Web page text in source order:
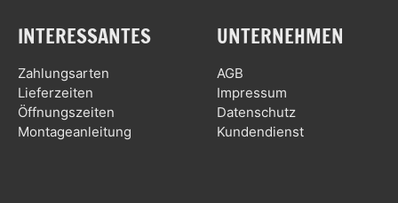
INTERESSANTES
Zahlungsarten
Lieferzeiten
Öffnungszeiten
Montageanleitung
UNTERNEHMEN
AGB
Impressum
Datenschutz
Kundendienst